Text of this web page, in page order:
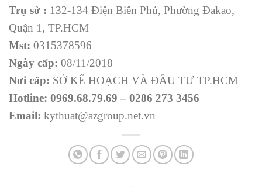
Trụ sở : 132-134 Điện Biên Phủ, Phường Đakao,
Quận 1, TP.HCM
Mst: 0315378596
Ngày cấp: 08/11/2018
Nơi cấp: SỞ KẾ HOẠCH VÀ ĐẦU TƯ TP.HCM
Hotline: 0969.68.79.69 – 0286 273 3456
Email: kythuat@azgroup.net.vn